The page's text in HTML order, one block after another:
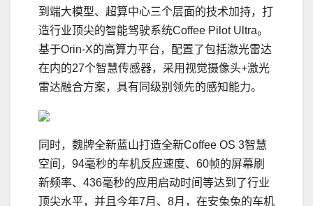
到端大模型、超算中心三个层面的技术加持，打
造行业顶尖的智能驾驶系统Coffee Pilot Ultra。
基于Orin-X的高算力平台，配置了包括激光雷达
在内的27个智慧传感器，采用视觉摄像头+激光
雷达融合方案，具有同级别领先的感知能力。
同时，魏牌全新蓝山打造全新Coffee OS 3智慧
空间，94毫秒的车机反应速度、60帧的屏幕刷
新频率、436毫秒的应用启动时间等达到了行业
顶尖水平，并且今年7月、8月，在安兔兔的车机